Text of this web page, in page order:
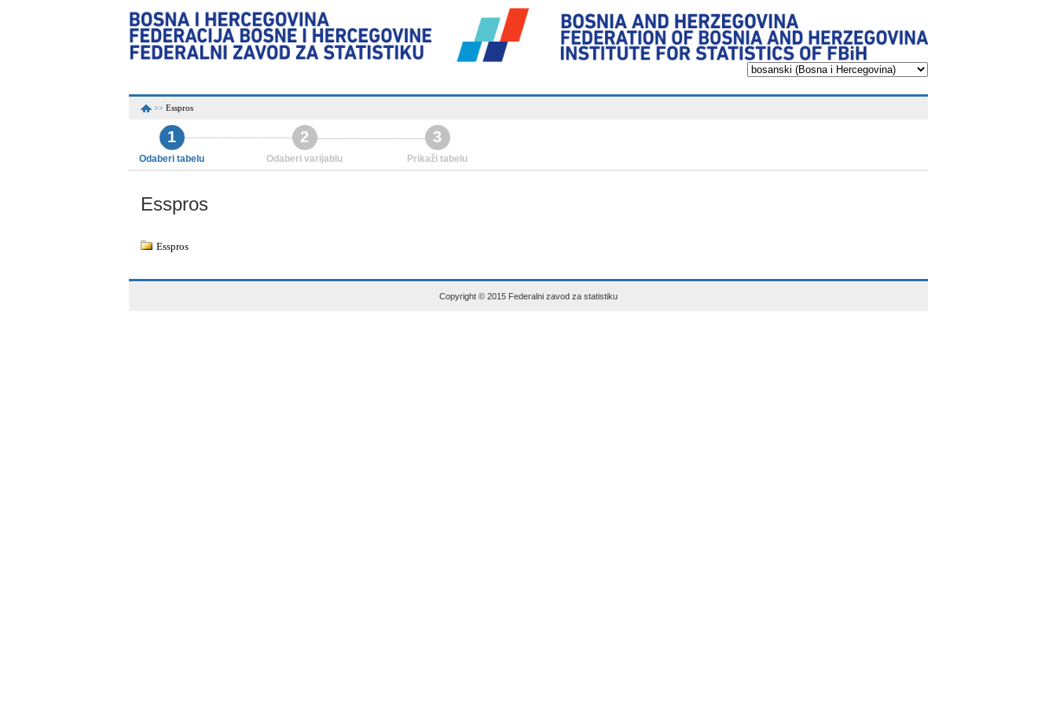
>> Esspros
1
Odaberi tabelu
2
Odaberi varijablu
3
Prikaži tabelu
Esspros
Esspros
Copyright © 2015 Federalni zavod za statistiku